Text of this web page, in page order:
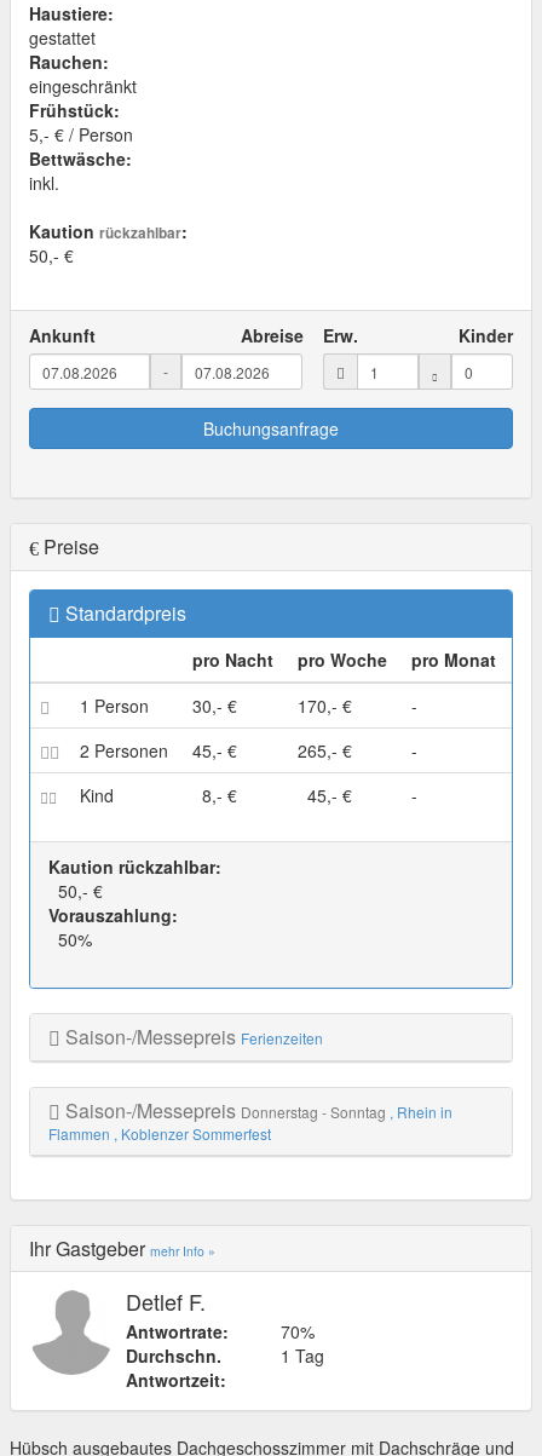
Haustiere:
gestattet
Rauchen:
eingeschränkt
Frühstück:
5,- € / Person
Bettwäsche:
inkl.
Kaution rückzahlbar:
50,- €
Ankunft Abreise
-
Erw. Kinder
Buchungsanfrage
Preise
Standardpreis
pro Nacht pro Woche
pro Monat
1 Person
30,- € 170,- €
-
2 Personen
45,- € 265,- €
-
Kind
8,- € 45,- € -
Kaution rückzahlbar:
50,- €
Vorauszahlung:
50%
Saison-/Messepreis Ferienzeiten
Saison-/Messepreis Donnerstag - Sonntag , Rhein in
Flammen , Koblenzer Sommerfest
Ihr Gastgeber mehr Info »
Detlef F.
Antwortrate:
70%
Durchschn.
Antwortzeit:
1 Tag
Hübsch ausgebautes Dachgeschosszimmer mit Dachschräge und